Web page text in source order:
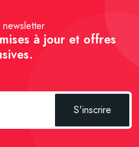
à jour et offres
S'inscrire